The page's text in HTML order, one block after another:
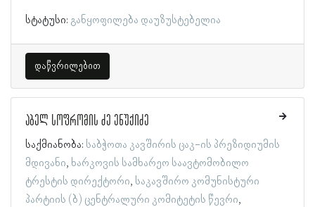
სტატუსი: განყოფილება დაუზუსტებელია
დაწვრილებით
აბელ სოფრომის ძე ენუქიძე
საქმიანობა: საბჭოთა კავშირის ცაკ-ის პრეზიდიუმის
მდივანი ხარკოვის სამხარეო საავტომობილო
ტრესტის დირექტორი საკავშირო კომუნისტური
პარტიის (ბ) ცენტრალური კომიტეტის წევრი